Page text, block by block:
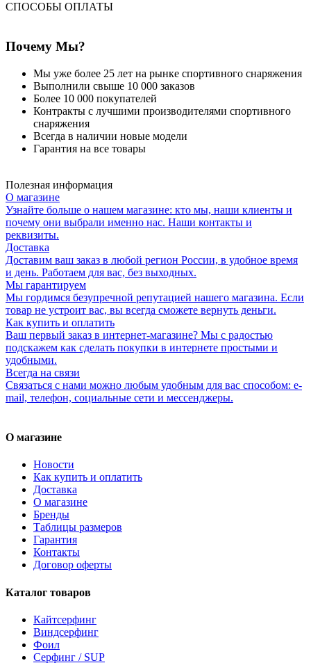
СПОСОБЫ ОПЛАТЫ
Почему Мы?
Мы уже более 25 лет на рынке спортивного снаряжения
Выполнили свыше 10 000 заказов
Более 10 000 покупателей
Контракты с лучшими производителями спортивного
снаряжения
Всегда в наличии новые модели
Гарантия на все товары
Полезная информация
О магазине
Узнайте больше о нашем магазине: кто мы, наши клиенты и
почему они выбрали именно нас. Наши контакты и
реквизиты.
Доставка
Доставим ваш заказ в любой регион России, в удобное время
и день. Работаем для вас, без выходных.
Мы гарантируем
Мы гордимся безупречной репутацией нашего магазина. Если
товар не устроит вас, вы всегда сможете вернуть деньги.
Как купить и оплатить
Ваш первый заказ в интернет-магазине? Мы с радостью
подскажем как сделать покупки в интернете простыми и
удобными.
Всегда на связи
Связаться с нами можно любым удобным для вас способом: e-
mail, телефон, социальные сети и мессенджеры.
О магазине
Новости
Как купить и оплатить
Доставка
О магазине
Бренды
Таблицы размеров
Гарантия
Контакты
Договор оферты
Каталог товаров
Кайтсерфинг
Виндсерфинг
Фоил
Серфинг / SUP